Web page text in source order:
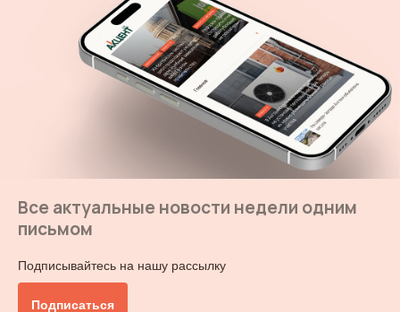
Все актуальные новости недели одним
письмом
Подписывайтесь на нашу рассылку
Подписаться